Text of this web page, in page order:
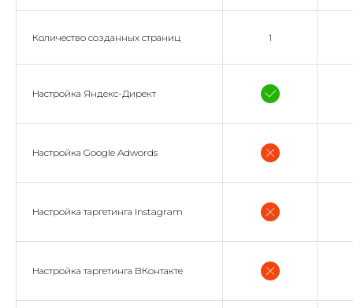
Количество созданных страниц 1
Настройка Яндекс-Директ
Настройка Google Adwords
Настройка таргетинга Instagram
Настройка таргетинга ВКонтакте